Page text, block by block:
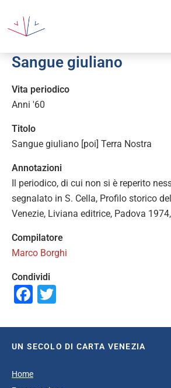
Sangue giuliano
Vita periodico
Anni '60
Titolo
Sangue giuliano [poi] Terra Nostra
Annotazioni
Il periodico, di cui non si è reperito
segnalato in S. Cella, Profilo storico
Venezie, Liviana editrice, Padova
Compilatore
Marco Borghi
Condividi
Facebook
UN SECOLO DI CARTA VENEZIA
Home